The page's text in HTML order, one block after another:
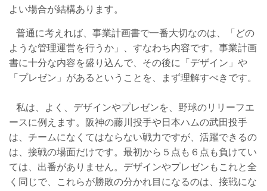
よい場合が結構あります。
普通に考えれば、事業計画書で一番大切なのは、「どの
ような管理運営を行うか」、すなわち内容です。事業計画
書に十分な内容を盛り込んで、その後に「デザイン」や
「プレゼン」があるということを、まず理解すべきです。
私は、よく、デザインやプレゼンを、野球のリリーフエ
ースに例えます。阪神の藤川投手や日本ハムの武田投手
は、チームになくてはならない戦力ですが、活躍できるの
は、接戦の場面だけです。最初から５点も６点も負けてい
ては、出番がありません。デザインやプレゼンもこれと全
く同じで、これらが勝敗の分かれ目になるのは、接戦にな